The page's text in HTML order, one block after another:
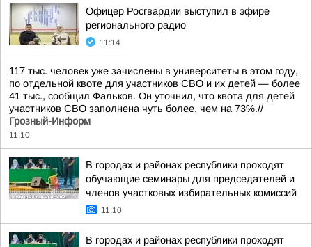
Офицер Росгвардии выступил в эфире
регионального радио
11:14
117 тыс. человек уже зачислены в университеты в этом году,
по отдельной квоте для участников СВО и их детей — более
41 тыс., сообщил Фальков. Он уточнил, что квота для детей
участников СВО заполнена чуть более, чем на 73%.//
Грозный-Информ
11:10
В городах и районах республики проходят
обучающие семинары для председателей и
членов участковых избирательных комиссий
11:10
В городах и районах республики проходят